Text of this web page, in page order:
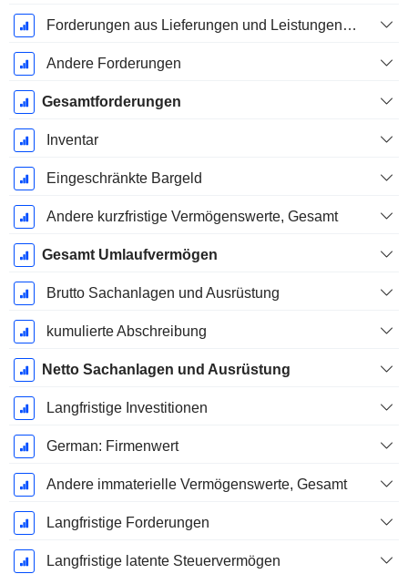
Forderungen aus Lieferungen und Leistungen, Gesamt
Andere Forderungen
Gesamtforderungen
Inventar
Eingeschränkte Bargeld
Andere kurzfristige Vermögenswerte, Gesamt
Gesamt Umlaufvermögen
Brutto Sachanlagen und Ausrüstung
kumulierte Abschreibung
Netto Sachanlagen und Ausrüstung
Langfristige Investitionen
German: Firmenwert
Andere immaterielle Vermögenswerte, Gesamt
Langfristige Forderungen
Langfristige latente Steuervermögen